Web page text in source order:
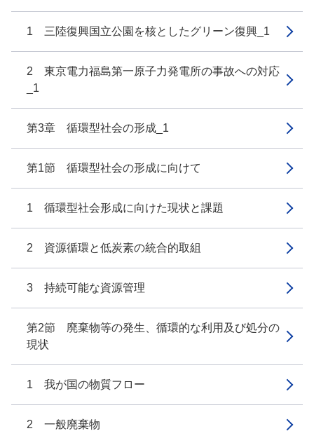
1 三陸復興国立公園を核としたグリーン復興_1
2 東京電力福島第一原子力発電所の事故への対応
_1
第3章 循環型社会の形成_1
第1節 循環型社会の形成に向けて
1 循環型社会形成に向けた現状と課題
2 資源循環と低炭素の統合的取組
3 持続可能な資源管理
第2節 廃棄物等の発生、循環的な利用及び処分の
現状
1 我が国の物質フロー
2 一般廃棄物